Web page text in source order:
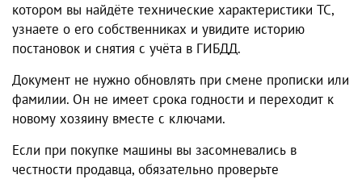
котором вы найдёте технические характеристики ТС,
узнаете о его собственниках и увидите историю
постановок и снятия с учёта в ГИБДД.
Документ не нужно обновлять при смене прописки или
фамилии. Он не имеет срока годности и переходит к
новому хозяину вместе с ключами.
Если при покупке машины вы засомневались в
честности продавца, обязательно проверьте